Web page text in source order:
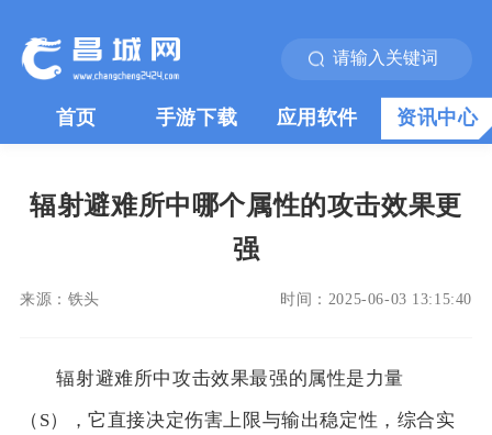
首页 手游下载 应用软件 资讯中心
辐射避难所中哪个属性的攻击效果更
强
来源： 铁头 时间： 2025-06-03 13:15:40
辐射避难所中攻击效果最强的属性是力量
（S），它直接决定伤害上限与输出稳定性，综合实